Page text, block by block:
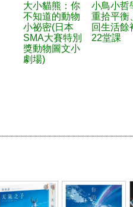
大小貓熊：你
不知道的動物
小祕密(日本
SMA大賽特別
獎動物圖文小
劇場)
小鳥小哲
重拾平衡
回生活餘
22堂課